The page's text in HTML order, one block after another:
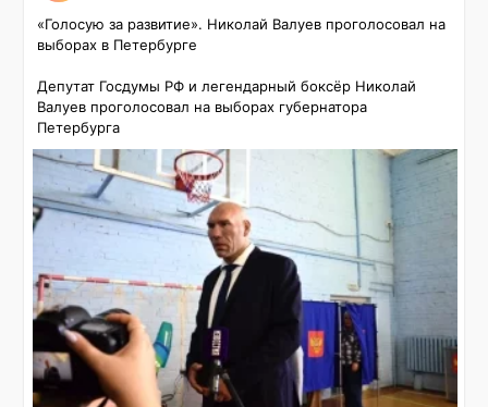
«Голосую за развитие». Николай Валуев проголосовал на
выборах в Петербурге
Депутат Госдумы РФ и легендарный боксёр Николай
Валуев проголосовал на выборах губернатора
Петербурга